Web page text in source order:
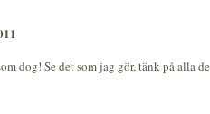
dog! Se det som jag gör, tänk på alla de